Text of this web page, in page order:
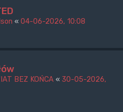
« 04-06-2026, 10:08
BEZ KOŃCA « 30-05-2026,